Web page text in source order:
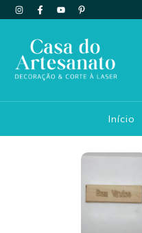
Início